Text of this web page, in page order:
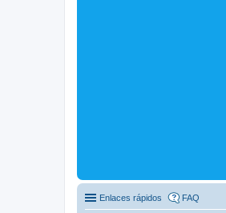
Enlaces rápidos FAQ